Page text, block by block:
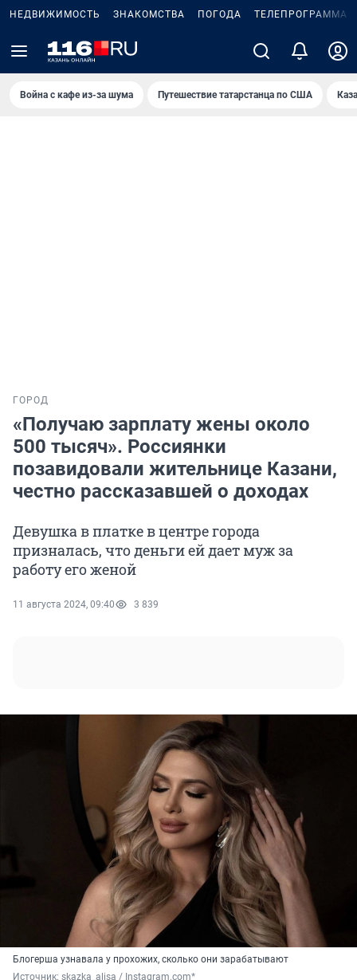
НЕДВИЖИМОСТЬ ЗНАКОМСТВА ПОГОДА ТЕЛЕПРОГРАММА
Война с кафе из-за шума Путешествие татарстанца по США
ГОРОД
«Получаю зарплату жены около
500 тысяч». Россиянки
позавидовали жительнице Казани,
честно рассказавшей о доходах
Девушка в платке в центре города
призналась, что деньги ей дает муж за
работу его женой
11 августа 2024, 09:40 3 839
Блогерша узнавала у прохожих, сколько они зарабатывают
Источник: skazka_alisa / Instagram.com*